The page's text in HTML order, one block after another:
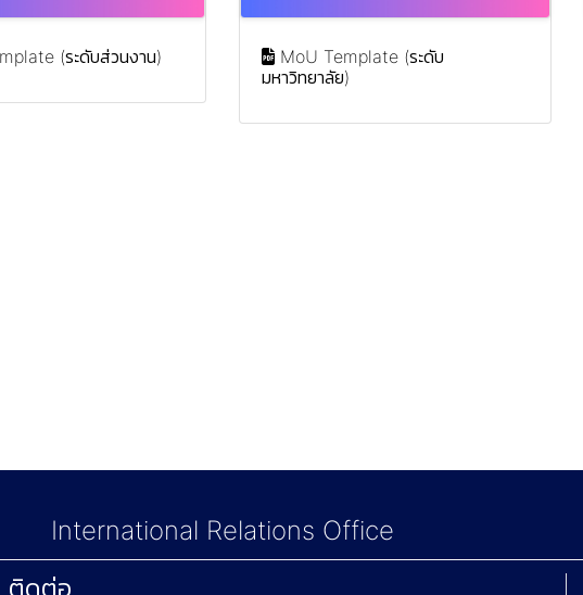
(ระดับส่วนงาน)
MoU Template (ระดับ
มหาวิทยาลัย)
International Relations Office
ติดต่อ